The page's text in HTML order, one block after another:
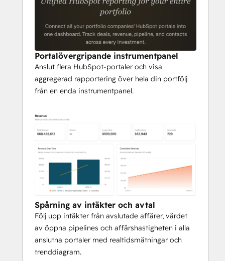
affärer, öppna pipelinevärden och
affärshastighet för varje
portföljbolag. Identifiera direkt vilka
investeringar som når målen och
vilka som behöver uppmärksamhet.
Försäljningstrattens hälsa i alla
investeringar - Se hur varje
portföljbolag konverterar leads
för att upptäcka operativa luckor och
dela bästa praxis i hela portföljen.
Pipelinesynlighet utan brus -
Gruppera pipelines i anpassade
kategorier, spåra trender i
pipelineprestanda mellan
portföljbolag utan att behöva tillgång
till varje enskilt HubSpot-konto.
Kontrollerad åtkomst för ditt team -
Ge deal partners, operativa team och
Portalövergripande instrumentpanel
Anslut flera HubSpot-portaler och visa
aggregerad rapportering över hela din portfölj
från en enda instrumentpanel.
Spårning av intäkter och avtal
Följ upp intäkter från avslutade affärer, värdet
av öppna pipelines och affärshastigheten i alla
anslutna portaler med realtidsmätningar och
trenddiagram.